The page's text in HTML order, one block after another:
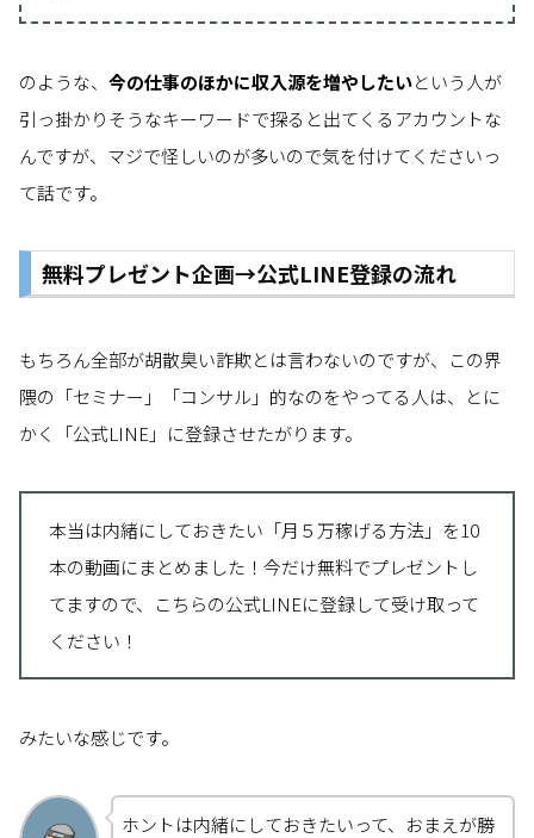
のような、 今の仕事のほかに収入源を増やしたいという人が
引っ掛かりそうなキーワードで探ると出てくるアカウントな
んですが、マジで怪しいのが多いので気を付けてくださいっ
て話です。
無料プレゼント企画→公式LINE登録の流れ
もちろん全部が胡散臭い詐欺とは言わないのですが、この界
隈の「セミナー」「コンサル」的なのをやってる人は、とに
かく「公式LINE」に登録させたがります。
本当は内緒にしておきたい「月５万稼げる方法」を10
本の動画にまとめました！今だけ無料でプレゼントし
てますので、こちらの公式LINEに登録して受け取って
ください！
みたいな感じです。
ホントは内緒にしておきたいって、おまえが勝